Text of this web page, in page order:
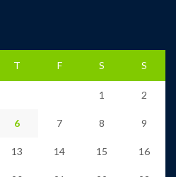
T F S S
1 2
6 7 8 9
13 14 15 16